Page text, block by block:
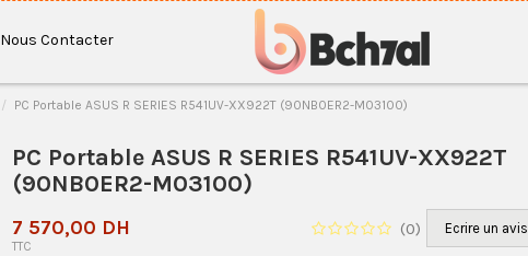
Nous Contacter
PC Portable ASUS R SERIES R541UV-XX922T (90NB0ER2-M03100)
PC Portable ASUS R SERIES R541UV-XX922T
(90NB0ER2-M03100)
(0) Ecrire un avis
7 570,00 DH
TTC